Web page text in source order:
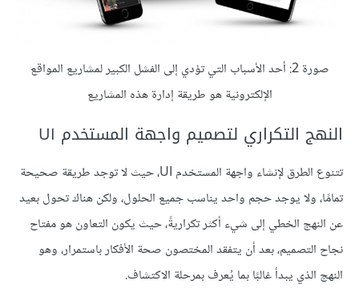
صورة 2: أحد الأسباب التي تؤدي إلى الفشل الكبير لمشاريع المواقع
الإلكترونية هو طريقة إدارة هذه المشاريع
النهج التكراري لتصميم واجهة المستخدم UI
تتنوع الطرق لإنشاء واجهة المستخدم UI، حيث لا توجد طريقة صحيحة
تمامًا، ولا يوجد حجم واحد يناسب جميع الحلول، ولكن هناك تحول بعيد
عن النهج الخطي إلى شيء أكثر تكراريةً، حيث يكون التعاون هو مفتاح
نجاح التصميم، بعد أن يتفقد المختصون صحة الأفكار باستمرار، وهو
النهج الذي يبدأ غالبًا بما يُعرف بمرحلة الاكتشاف.